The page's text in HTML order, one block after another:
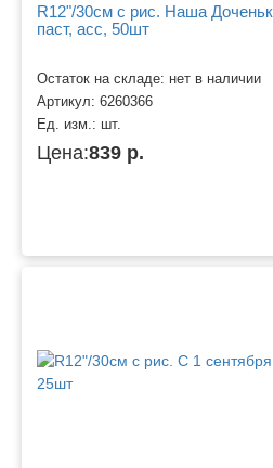
R12"/30см с рис. Наша
паст, асс, 50шт
Остаток на складе: нет в наличии
Артикул: 6260366
Ед. изм.: шт.
Цена:839 р.